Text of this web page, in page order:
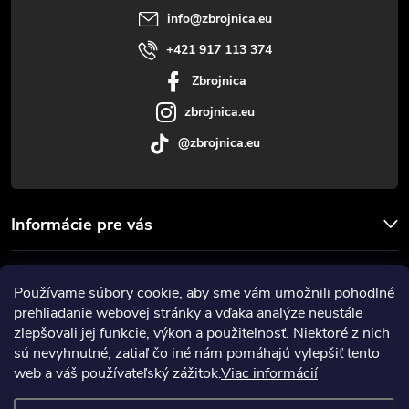
Používame súborycookie, aby sme vám umožnili pohodlné
prehliadanie webovej stránky a vďaka analýze neustále
zlepšovali jej funkcie, výkon a použiteľnosť. Niektoré z nich
sú nevyhnutné, zatiaľ čo iné nám pomáhajú vylepšiť tento
web a váš používateľský zážitok.Viac informácií
Informácie pre vás
Prijímame online platby
info@zbrojnica.eu
+421 917 113 374
Zbrojnica
zbrojnica.eu
@zbrojnica.eu